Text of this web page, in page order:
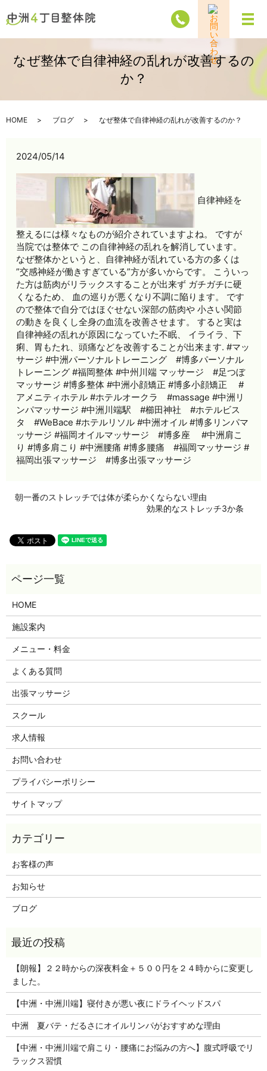
メ
なぜ整体で自律神経の乱れが改善するの
か？
HOME ブログ なぜ整体で自律神経の乱れが改善するのか？
2024/05/14
自律神経を
整えるには様々なものが紹介されていますよね。 ですが
当院では整体で この自律神経の乱れを解消しています。
なぜ整体かというと、自律神経が乱れている方の多くは
”交感神経が働きすぎている”方が多いからです。 こういっ
た方は筋肉がリラックスすることが出来ず ガチガチに硬
くなるため、 血の巡りが悪くなり不調に陥ります。 です
ので整体で自分ではほぐせない深部の筋肉や 小さい関節
の動きを良くし全身の血流を改善させます。 すると実は
自律神経の乱れが原因になっていた不眠、 イライラ、下
痢、胃もたれ、頭痛などを改善することが出来ます. #マッ
サージ #中洲パーソナルトレーニング #博多パーソナル
トレーニング #福岡整体 #中州川端 マッサージ #足つぼ
マッサージ #博多整体 #中洲小顔矯正 #博多小顔矯正 #
アメニティホテル #ホテルオークラ #massage #中洲リ
ンパマッサージ #中洲川端駅 #櫛田神社 #ホテルビス
タ #WeBace #ホテルリソル #中洲オイル #博多リンパマ
ッサージ #福岡オイルマッサージ #博多座 #中洲肩こ
り #博多肩こり #中洲腰痛 #博多腰痛 #福岡マッサージ #
福岡出張マッサージ #博多出張マッサージ
朝一番のストレッチでは体が柔らかくならない理由
効果的なストレッチ3か条
HOME
施設案内
メニュー・料金
よくある質問
出張マッサージ
スクール
求人情報
お問い合わせ
プライバシーポリシー
サイトマップ
お客様の声
お知らせ
ブログ
【朗報】２２時からの深夜料金＋５００円を２４時からに変更し
ました。
【中洲・中洲川端】寝付きが悪い夜にドライヘッドスパ
中洲 夏バテ・だるさにオイルリンパがおすすめな理由
【中洲・中洲川端で肩こり・腰痛にお悩みの方へ】腹式呼吸でリ
ラックス習慣